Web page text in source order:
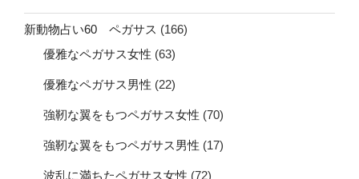
新動物占い60 ペガサス (166)
優雅なペガサス女性 (63)
優雅なペガサス男性 (22)
強靭な翼をもつペガサス女性 (70)
強靭な翼をもつペガサス男性 (17)
波乱に満ちたペガサス女性 (72)